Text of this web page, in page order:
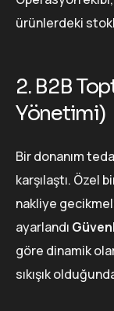
ürünlerdeki
2. B2B
Yönetimi)
Bir donanım
karşılaştı. Özel
nakliye
ayarlandı
göre dinamik
sıkışık